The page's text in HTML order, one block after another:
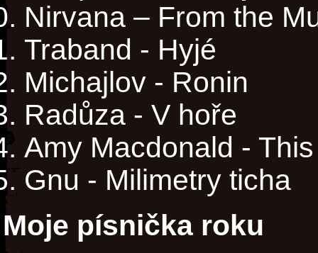
Nirvana – From the
Traband - Hyjé
Michajlov - Ronin
Radůza - V hoře
Amy Macdonald -
Gnu - Milimetry ticha
Moje písnička roku